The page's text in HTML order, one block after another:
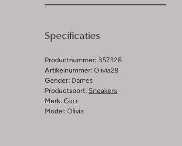
Specificaties
Productnummer: 357328
Artikelnummer: Olivia28
Gender: Dames
Productsoort: Sneakers
Merk: Gio+
Model: Olivia